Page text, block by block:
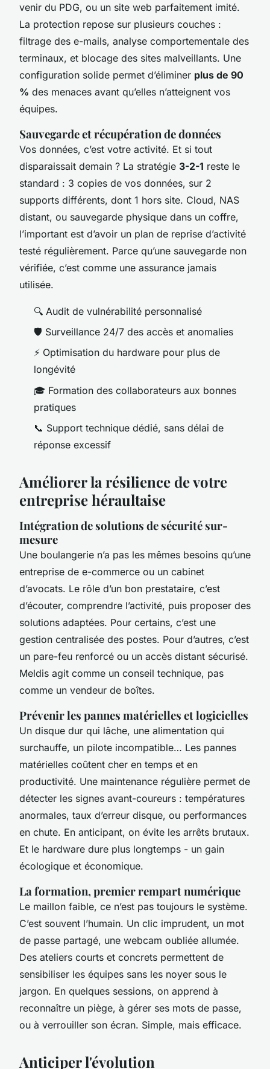
venir du PDG, ou un site web parfaitement imité.
La protection repose sur plusieurs couches :
filtrage des e-mails, analyse comportementale des
terminaux, et blocage des sites malveillants. Une
configuration solide permet d’éliminer plus de 90
% des menaces avant qu’elles n’atteignent vos
équipes.
Sauvegarde et récupération de données
Vos données, c’est votre activité. Et si tout
disparaissait demain ? La stratégie 3-2-1 reste le
standard : 3 copies de vos données, sur 2
supports différents, dont 1 hors site. Cloud, NAS
distant, ou sauvegarde physique dans un coffre,
l’important est d’avoir un plan de reprise d’activité
testé régulièrement. Parce qu’une sauvegarde non
vérifiée, c’est comme une assurance jamais
utilisée.
🔍 Audit de vulnérabilité personnalisé
🛡️ Surveillance 24/7 des accès et anomalies
⚡ Optimisation du hardware pour plus de
longévité
🎓 Formation des collaborateurs aux bonnes
pratiques
📞 Support technique dédié, sans délai de
réponse excessif
Améliorer la résilience de votre
entreprise héraultaise
Intégration de solutions de sécurité sur-
mesure
Une boulangerie n’a pas les mêmes besoins qu’une
entreprise de e-commerce ou un cabinet
d’avocats. Le rôle d’un bon prestataire, c’est
d’écouter, comprendre l’activité, puis proposer des
solutions adaptées. Pour certains, c’est une
gestion centralisée des postes. Pour d’autres, c’est
un pare-feu renforcé ou un accès distant sécurisé.
Meldis agit comme un conseil technique, pas
comme un vendeur de boîtes.
Prévenir les pannes matérielles et logicielles
Un disque dur qui lâche, une alimentation qui
surchauffe, un pilote incompatible… Les pannes
matérielles coûtent cher en temps et en
productivité. Une maintenance régulière permet de
détecter les signes avant-coureurs : températures
anormales, taux d’erreur disque, ou performances
en chute. En anticipant, on évite les arrêts brutaux.
Et le hardware dure plus longtemps - un gain
écologique et économique.
La formation, premier rempart numérique
Le maillon faible, ce n’est pas toujours le système.
C’est souvent l’humain. Un clic imprudent, un mot
de passe partagé, une webcam oubliée allumée.
Des ateliers courts et concrets permettent de
sensibiliser les équipes sans les noyer sous le
jargon. En quelques sessions, on apprend à
reconnaître un piège, à gérer ses mots de passe,
ou à verrouiller son écran. Simple, mais efficace.
Anticiper l'évolution